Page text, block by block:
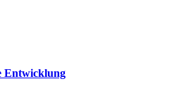
Entwicklung